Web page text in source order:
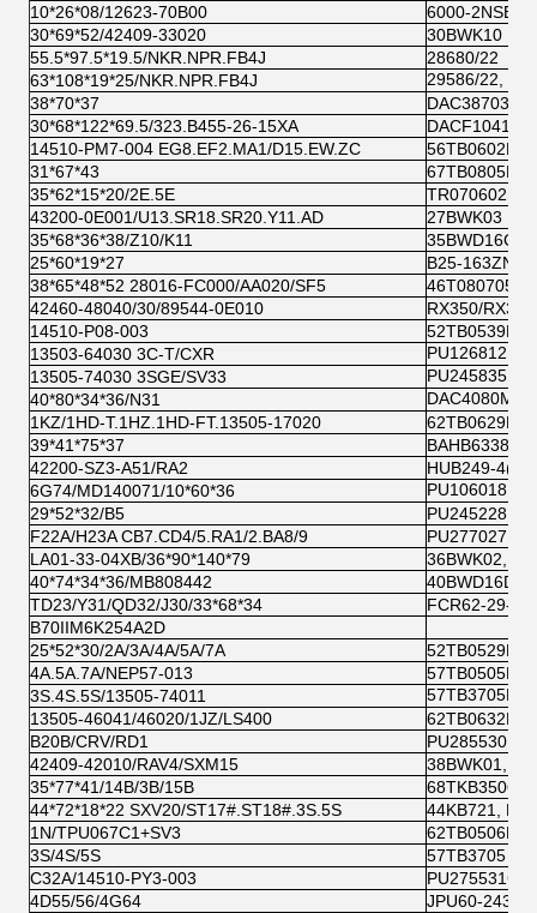
10*26*08/12623-70B00
6000-2NSE
30*69*52/42409-33020
30BWK10
55.5*97.5*19.5/NKR.NPR.FB4J
28680/22
63*108*19*25/NKR.NPR.FB4J
29586/22,
38*70*37
30*68*122*69.5/323.B455-26-15XA
14510-PM7-004 EG8.EF2.MA1/D15.EW.ZC
31*67*43
35*62*15*20/2E.5E
TR070602S-
43200-0E001/U13.SR18.SR20.Y11.AD
27BWK03
35*68*36*38/Z10/K11
25*60*19*27
B25-
38*65*48*52 28016-FC000/AA020/SF5
46T080705
42460-48040/30/89544-0E010
RX350/
14510-P08-003
13503-64030 3C-T/CXR
13505-74030 3SGE/SV33
40*80*34*36/N31
1KZ/1HD-T.1HZ.1HD-FT.13505-17020
39*41*75*37
BAHB633815
42200-SZ3-A51/RA2
HUB249-
6G74/MD140071/10*60*36
29*52*32/B5
PU245228
F22A/H23A CB7.CD4/5.RA1/2.BA8/9
LA01-33-04XB/36*90*140*79
36BWK02,
40*74*34*36/MB808442
TD23/Y31/QD32/J30/33*68*34
FCR62-29-
B70IIM6K254A2D
25*52*30/2A/3A/4A/5A/7A
4A.5A.7A/NEP57-013
3S.4S.5S/13505-74011
13505-46041/46020/1JZ/LS400
B20B/CRV/RD1
PU285530
42409-42010/RAV4/SXM15
38BWK01,
35*77*41/14B/3B/15B
44*72*18*22 SXV20/ST17#.ST18#.3S.5S
44KB721,
1N/TPU067C1+SV3
62TB0506B04
3S/4S/5S
57TB3705
C32A/14510-PY3-003
4D55/56/4G64
JPU60-243